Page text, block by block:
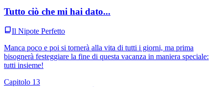
Tutto ciò che mi hai dato...
Il Nipote Perfetto
Manca poco e poi si tornerà alla vita di tutti i giorni, ma prima
bisognerà festeggiare la fine di questa vacanza in maniera speciale:
tutti insieme!
Capitolo 13